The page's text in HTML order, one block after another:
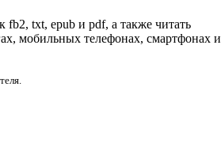
fb2, txt, epub и pdf, а также читать
мобильных телефонах, смартфонах и